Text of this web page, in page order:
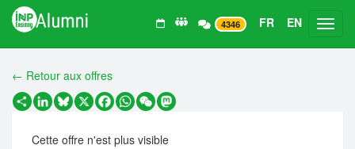
4346 FR EN
← Retour aux offres
PartagerLinkedIn
Bluesky
X Facebook
WhatsApp
WeChatMastodon
Cette offre n'est plus visible